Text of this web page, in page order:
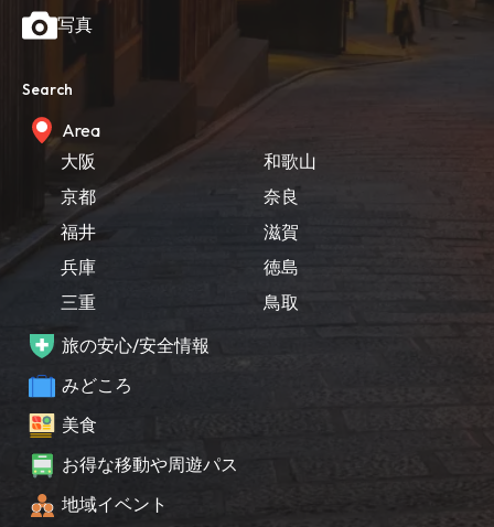
写真
Search
Area
大阪
京都
福井
兵庫
三重
和歌山
奈良
滋賀
徳島
鳥取
旅の安心/安全情報
みどころ
美食
お得な移動や周遊パス
地域イベント